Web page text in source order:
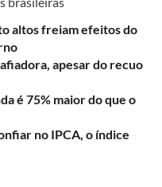
altos freiam efeitos do
apesar do recuo
é 75% maior do que o
no IPCA, o índice